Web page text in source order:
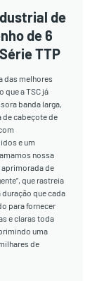
de
de 6
TTP
das melhores
que a TSC já
banda larga,
de cabeçote de
e um
nossa
de
que rastreia
que cada
para fornecer
e claras toda
uma
de